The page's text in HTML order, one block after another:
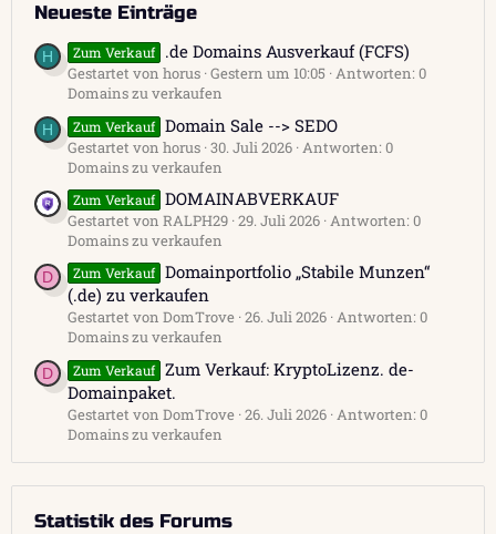
Neueste Einträge
H Zum Verkauf .de Domains Ausverkauf (FCFS)
Gestartet von horus Gestern um 10:05 Antworten: 0
Domains zu verkaufen
H Zum Verkauf Domain Sale --> SEDO
Gestartet von horus 30. Juli 2026 Antworten: 0
Domains zu verkaufen
Zum Verkauf DOMAINABVERKAUF
Gestartet von RALPH29 29. Juli 2026 Antworten: 0
Domains zu verkaufen
D Zum Verkauf Domainportfolio „Stabile Munzen“
(.de) zu verkaufen
Gestartet von DomTrove 26. Juli 2026 Antworten: 0
Domains zu verkaufen
D Zum Verkauf Zum Verkauf: KryptoLizenz. de-
Domainpaket.
Gestartet von DomTrove 26. Juli 2026 Antworten: 0
Domains zu verkaufen
Statistik des Forums